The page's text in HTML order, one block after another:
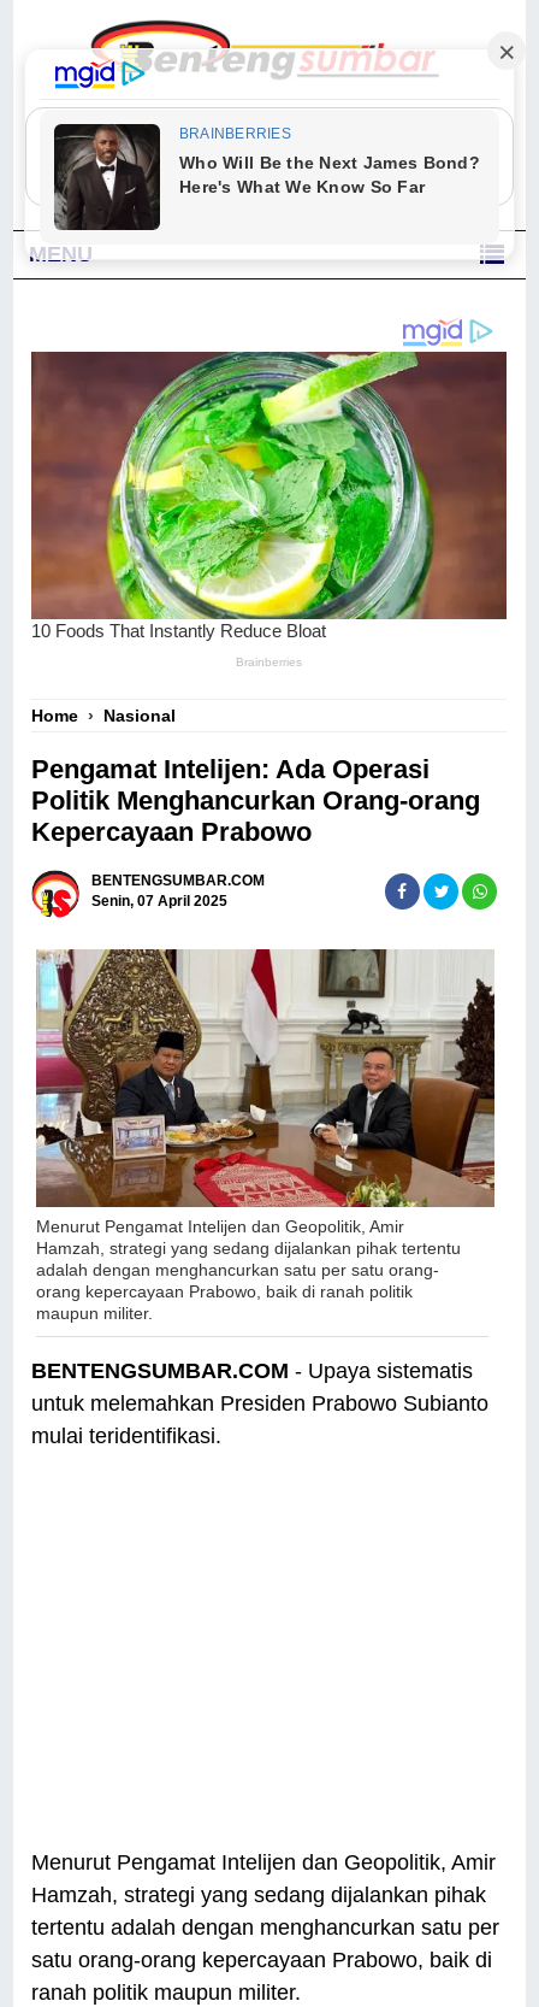
"Sesungguhnya Allah dan para malaikat-Nya berselawat untuk Nabi.
Wahai orang-orang yang beriman, berselawatlah kamu untuk Nabi dan
ucapkanlah salam dengan penuh penghormatan kepadanya." (Qs. Al
Ahzab Ayat 56)
MENU
Home › Nasional
Pengamat Intelijen: Ada Operasi
Politik Menghancurkan Orang-orang
Kepercayaan Prabowo
BENTENGSUMBAR.COM
Senin, 07 April 2025
Menurut Pengamat Intelijen dan Geopolitik, Amir
Hamzah, strategi yang sedang dijalankan pihak tertentu
adalah dengan menghancurkan satu per satu orang-
orang kepercayaan Prabowo, baik di ranah politik
maupun militer.
BENTENGSUMBAR.COM - Upaya sistematis
untuk melemahkan Presiden Prabowo Subianto
mulai teridentifikasi.
Menurut Pengamat Intelijen dan Geopolitik, Amir
Hamzah, strategi yang sedang dijalankan pihak
tertentu adalah dengan menghancurkan satu per
satu orang-orang kepercayaan Prabowo, baik di
ranah politik maupun militer.